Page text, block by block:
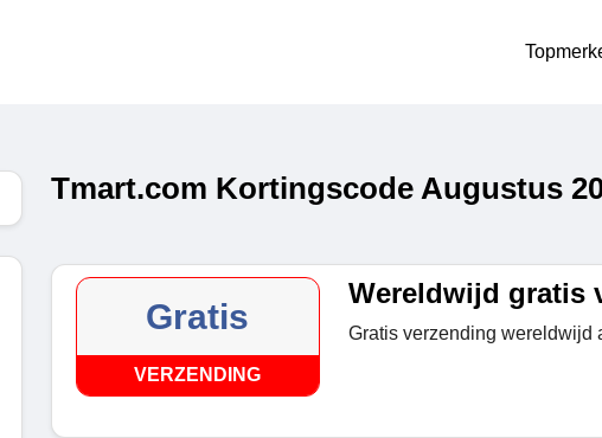
Tmart.com Kortingscode Augustus
Gratis
VERZENDING
Wereldwijd gratis
Gratis verzending wereldwijd